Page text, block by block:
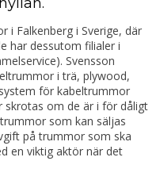
i Falkenberg i Sverige, där
har dessutom filialer i
Svensson
i trä, plywood,
för kabeltrummor
skrotas om de är i för dåligt
som kan säljas
på trummor som ska
en viktig aktör när det